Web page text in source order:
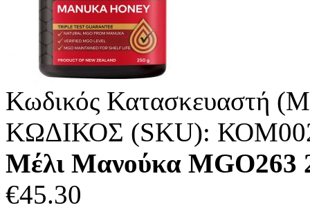
Κωδικός Κατασκευαστή
ΚΩΔΙΚΟΣ (SKU):
Μέλι Μανούκα MGO263
€45.30